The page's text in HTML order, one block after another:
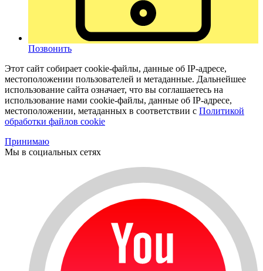
Позвонить
Этот сайт собирает cookie-файлы, данные об IP-адресе,
местоположении пользователей и метаданные. Дальнейшее
использование сайта означает, что вы соглашаетесь на
использование нами cookie-файлы, данные об IP-адресе,
местоположении, метаданных в соответствии с Политикой
обработки файлов cookie
Принимаю
Мы в социальных сетях